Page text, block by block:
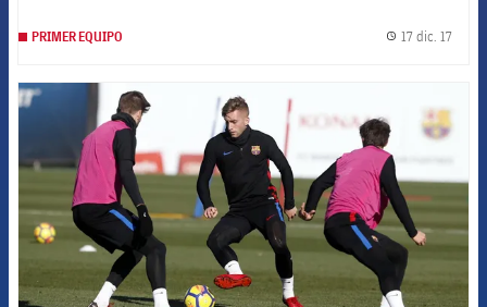
PRIMER EQUIPO 17 dic. 17